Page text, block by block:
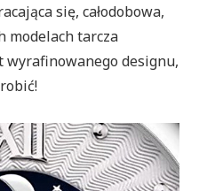
się, całodobowa,
modelach tarcza
wyrafinowanego designu,